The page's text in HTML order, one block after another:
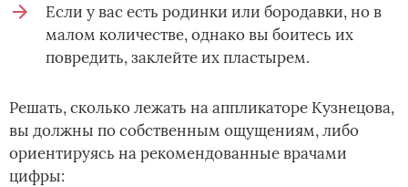
Если у вас есть родинки или бородавки, но в
малом количестве, однако вы боитесь их
повредить, заклейте их пластырем.
Решать, сколько лежать на аппликаторе Кузнецова,
вы должны по собственным ощущениям, либо
ориентируясь на рекомендованные врачами
цифры: